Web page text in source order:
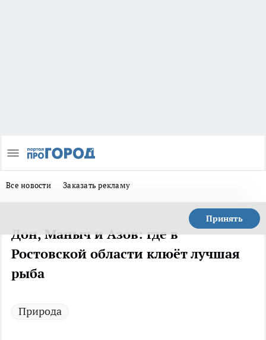
Все новости Заказать рекламу
Принять
Дон, Маныч и Азов: где в
Ростовской области клюёт лучшая
рыба
Природа